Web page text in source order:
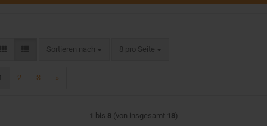
Sortieren nach
Sortieren nach 8 pro Seite
pro Seite
2 3 »
1 bis 8(von insgesamt 18)